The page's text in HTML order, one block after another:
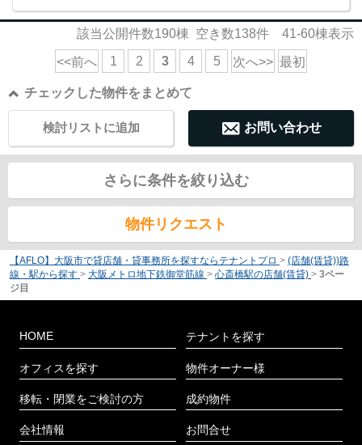
該当公開件数190棟 空き数138件 41-60棟表示
<<前へ 1 2 3 4 5 次へ>> 最初
チェックした物件をまとめて
お問い合わせ
検討リストに追加
さらに条件を絞り込む
物件リクエスト
【AFLO】大阪市で貸店舗・貸事務所を探すならテナントプロ > (店舗(賃貸))路
線・駅から探す > 大阪メトロ地下鉄御堂筋線 > 心斎橋駅の店舗(賃貸) > 3ペー
ジ目
HOME
オフィスを探す
移転・閉業をご検討の方
会社情報
テナントを探す
物件オーナー様
成約物件
お問合せ